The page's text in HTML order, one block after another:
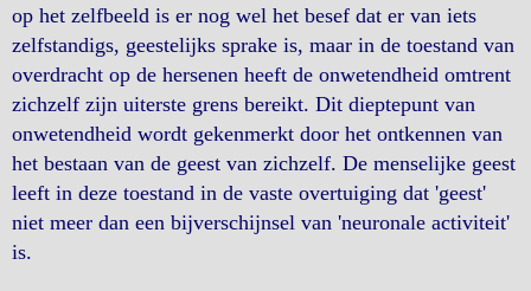
op het zelfbeeld is er nog wel het besef dat er van iets
zelfstandigs, geestelijks sprake is, maar in de toestand van
overdracht op de hersenen heeft de onwetendheid omtrent
zichzelf zijn uiterste grens bereikt. Dit dieptepunt van
onwetendheid wordt gekenmerkt door het ontkennen van
het bestaan van de geest van zichzelf. De menselijke geest
leeft in deze toestand in de vaste overtuiging dat 'geest'
niet meer dan een bijverschijnsel van 'neuronale activiteit'
is.